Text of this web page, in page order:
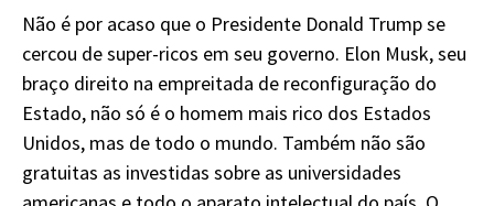
Não é por acaso que o Presidente Donald Trump se
cercou de super-ricos em seu governo. Elon Musk, seu
braço direito na empreitada de reconfiguração do
Estado, não só é o homem mais rico dos Estados
Unidos, mas de todo o mundo. Também não são
gratuitas as investidas sobre as universidades